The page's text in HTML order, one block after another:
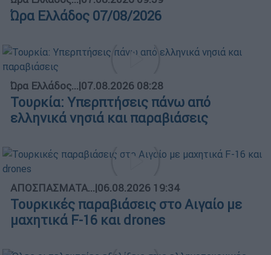
Ώρα Ελλάδος 07/08/2026
Ώρα Ελλάδος...|07.08.2026 08:28
Τουρκία: Υπερπτήσεις πάνω από
ελληνικά νησιά και παραβιάσεις
ΑΠΟΣΠΑΣΜΑΤΑ...|06.08.2026 19:34
Τουρκικές παραβιάσεις στο Αιγαίο με
μαχητικά F-16 και drones